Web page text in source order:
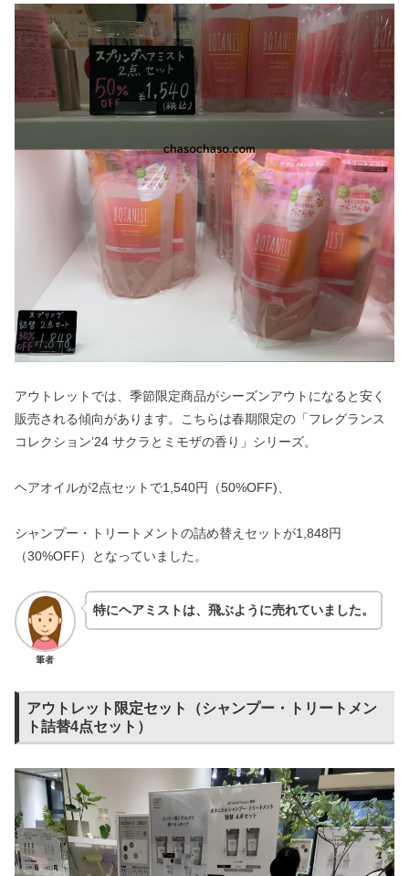
アウトレットでは、季節限定商品がシーズンアウトになると安く
販売される傾向があります。こちらは春期限定の「フレグランス
コレクション’24 サクラとミモザの香り」シリーズ。
ヘアオイルが2点セットで1,540円（50%OFF)、
シャンプー・トリートメントの詰め替えセットが1,848円
（30%OFF）となっていました。
筆者
特にヘアミストは、飛ぶように売れていました。
アウトレット限定セット（シャンプー・トリートメン
ト詰替4点セット）